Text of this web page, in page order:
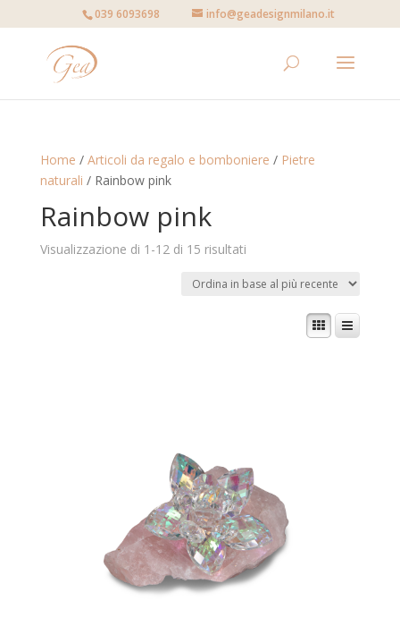
039 6093698 info@geadesignmilano.it
Home / Articoli da regalo e bomboniere / Pietre
naturali / Rainbow pink
Rainbow pink
Visualizzazione di 1-12 di 15 risultati